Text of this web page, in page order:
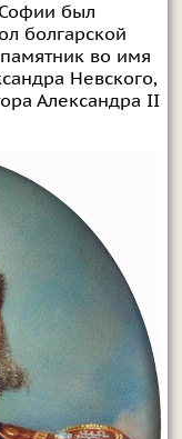
был
болгарской
во имя
Невского,
Александра II